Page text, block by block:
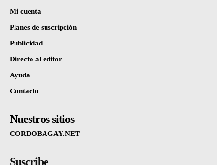
Mi cuenta
Planes de suscripción
Publicidad
Directo al editor
Ayuda
Contacto
Nuestros sitios
CORDOBAGAY.NET
Suscribe